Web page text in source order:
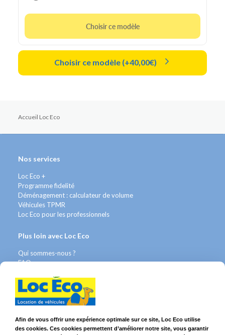
Choisir ce modèle
Choisir ce modèle (+40,00€)
Accueil Loc Eco
Nos services
Loc Eco +
Programme fidelité
Déménagement : calculateur de volume
Véhicules TPMR
Loc Eco pour les professionnels
Plus loin avec Loc Eco
Qui sommes-nous ?
FAQ
Nous recrutons
Avis Clients
Franchises & Assurances
Afin de vous offrir une expérience optimale sur ce site, Loc Eco utilise
des cookies. Ces cookies permettent d’améliorer notre site, vous garantir